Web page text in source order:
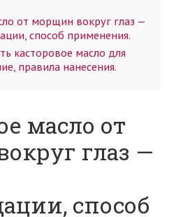
от морщин вокруг глаз —
способ применения.
касторовое масло для
правила нанесения.
масло от
глаз —
способ